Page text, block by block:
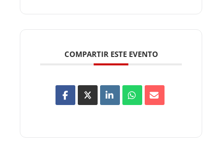
COMPARTIR ESTE EVENTO